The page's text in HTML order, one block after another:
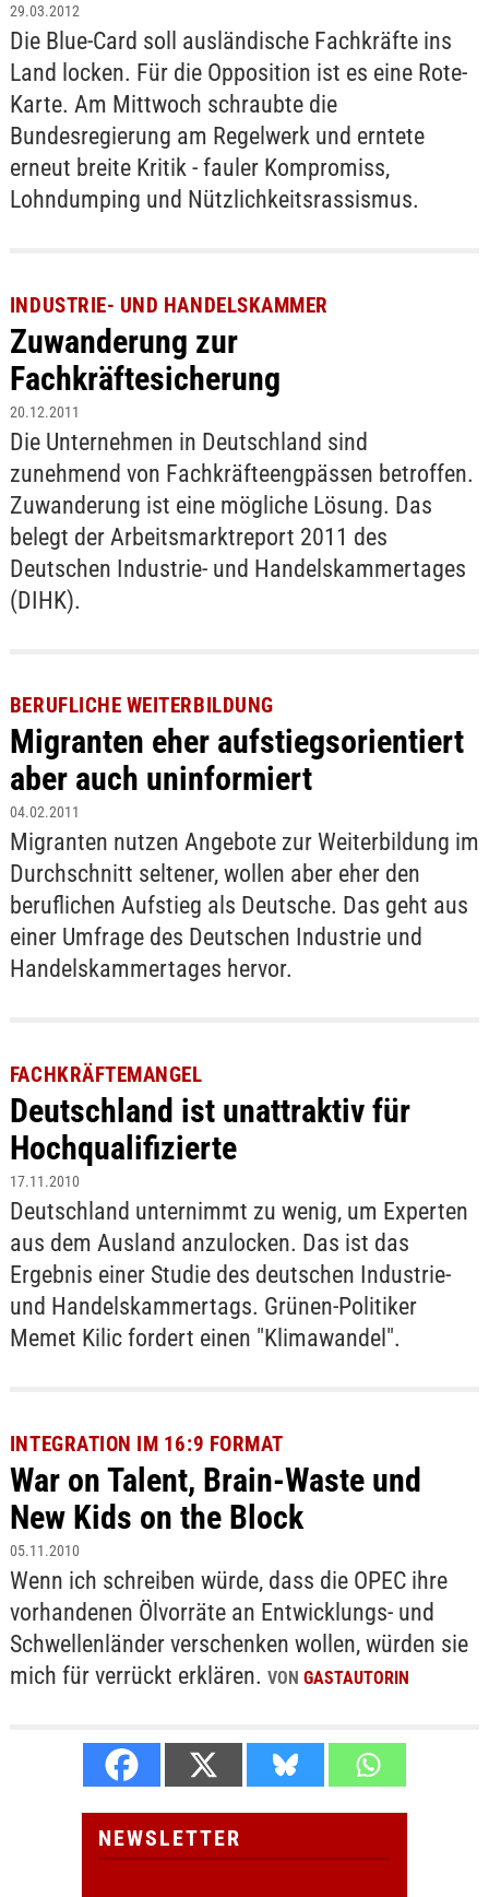
29.03.2012
Die Blue-Card soll ausländische Fachkräfte ins
Land locken. Für die Opposition ist es eine Rote-
Karte. Am Mittwoch schraubte die
Bundesregierung am Regelwerk und erntete
erneut breite Kritik - fauler Kompromiss,
Lohndumping und Nützlichkeitsrassismus.
INDUSTRIE- UND HANDELSKAMMER
Zuwanderung zur
Fachkräftesicherung
20.12.2011
Die Unternehmen in Deutschland sind
zunehmend von Fachkräfteengpässen betroffen.
Zuwanderung ist eine mögliche Lösung. Das
belegt der Arbeitsmarktreport 2011 des
Deutschen Industrie- und Handelskammertages
(DIHK).
BERUFLICHE WEITERBILDUNG
Migranten eher aufstiegsorientiert
aber auch uninformiert
04.02.2011
Migranten nutzen Angebote zur Weiterbildung im
Durchschnitt seltener, wollen aber eher den
beruflichen Aufstieg als Deutsche. Das geht aus
einer Umfrage des Deutschen Industrie und
Handelskammertages hervor.
FACHKRÄFTEMANGEL
Deutschland ist unattraktiv für
Hochqualifizierte
17.11.2010
Deutschland unternimmt zu wenig, um Experten
aus dem Ausland anzulocken. Das ist das
Ergebnis einer Studie des deutschen Industrie-
und Handelskammertags. Grünen-Politiker
Memet Kilic fordert einen "Klimawandel".
INTEGRATION IM 16:9 FORMAT
War on Talent, Brain-Waste und
New Kids on the Block
05.11.2010
Wenn ich schreiben würde, dass die OPEC ihre
vorhandenen Ölvorräte an Entwicklungs- und
Schwellenländer verschenken wollen, würden sie
mich für verrückt erklären. VON GASTAUTORIN
NEWSLETTER